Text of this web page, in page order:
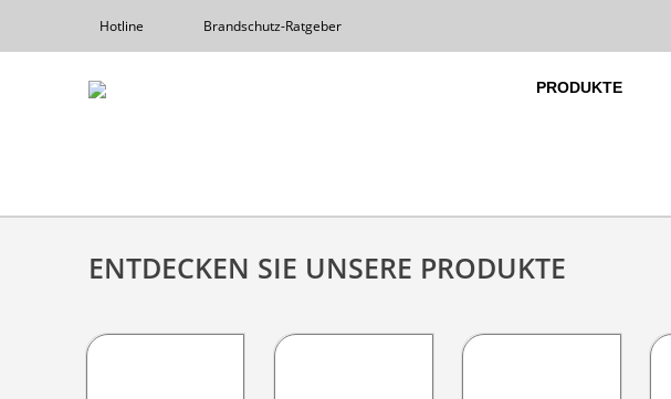
Hotline Brandschutz-Ratgeber
PRODUKTE
ENTDECKEN SIE UNSERE PRODUKTE